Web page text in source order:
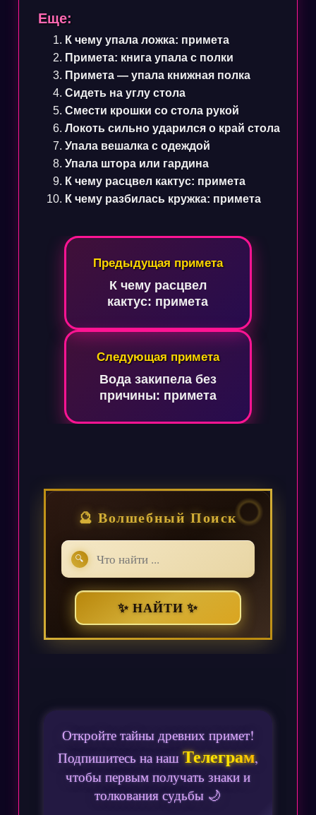
Еще:
К чему упала ложка: примета
Примета: книга упала с полки
Примета — упала книжная полка
Сидеть на углу стола
Смести крошки со стола рукой
Локоть сильно ударился о край стола
Упала вешалка с одеждой
Упала штора или гардина
К чему расцвел кактус: примета
К чему разбилась кружка: примета
Навигация
Предыдущая примета
К чему расцвел
кактус: примета
Следующая примета
Вода закипела без
причины: примета
🔮 Волшебный Поиск
🔍
✨ НАЙТИ ✨
Откройте тайны древних примет!
Подпишитесь на нашТелеграм,
чтобы первым получать знаки и
толкования судьбы 🌙